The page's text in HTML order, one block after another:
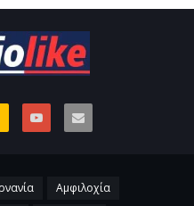
Αμφιλοχία